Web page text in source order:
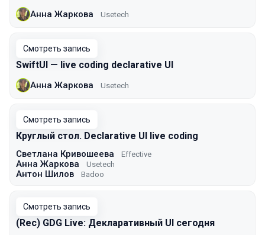
Анна Жаркова Usetech
Смотреть запись
SwiftUI — live coding declarative UI
Анна Жаркова Usetech
Смотреть запись
Круглый стол. Declarative UI live coding
Светлана Кривошеева Effective
Анна Жаркова Usetech
Антон Шилов Badoo
Смотреть запись
(Rec) GDG Live: Декларативный UI сегодня